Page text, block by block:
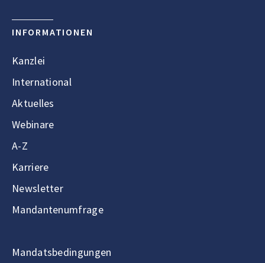
INFORMATIONEN
Kanzlei
International
Aktuelles
Webinare
A-Z
Karriere
Newsletter
Mandantenumfrage
Mandatsbedingungen